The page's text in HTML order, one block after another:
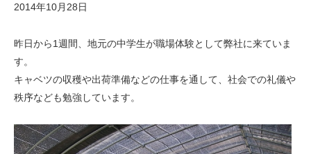
2014年10月28日
昨日から1週間、地元の中学生が職場体験として弊社に来ていま
す。
キャベツの収穫や出荷準備などの仕事を通して、社会での礼儀や
秩序なども勉強しています。